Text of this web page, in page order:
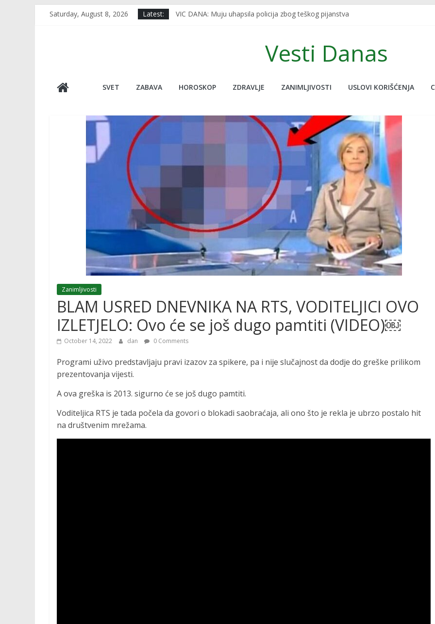
Saturday, August 8, 2026 Latest:
VIC DANA: Muju uhapsila policija zbog teškog pijanstva
VIDEO Usred javljanja uživo udario potres od 7.5, novinar jedva ostao na
Japan, kao da nije na ovoj planeti, pogledajte ove neobične stvari koje nude,
Vesti Danas
SVET ZABAVA HOROSKOP ZDRAVLJE ZANIMLJIVOSTI USLOVI KORIŠĆENJA
Zanimljivosti
BLAM USRED DNEVNIKA NA RTS, VODITELJICI OVO
IZLETJELO: Ovo će se još dugo pamtiti (VIDEO)￼
October 14, 2022 dan 0 Comments
Programi uživo predstavljaju pravi izazov za spikere, pa i nije slučajnost da dodje do greške prilikom
prezentovanja vijesti.
A ova greška is 2013. sigurno će se još dugo pamtiti.
Voditeljica RTS je tada počela da govori o blokadi saobraćaja, ali ono što je rekla je ubrzo postalo hit
na društvenim mrežama.